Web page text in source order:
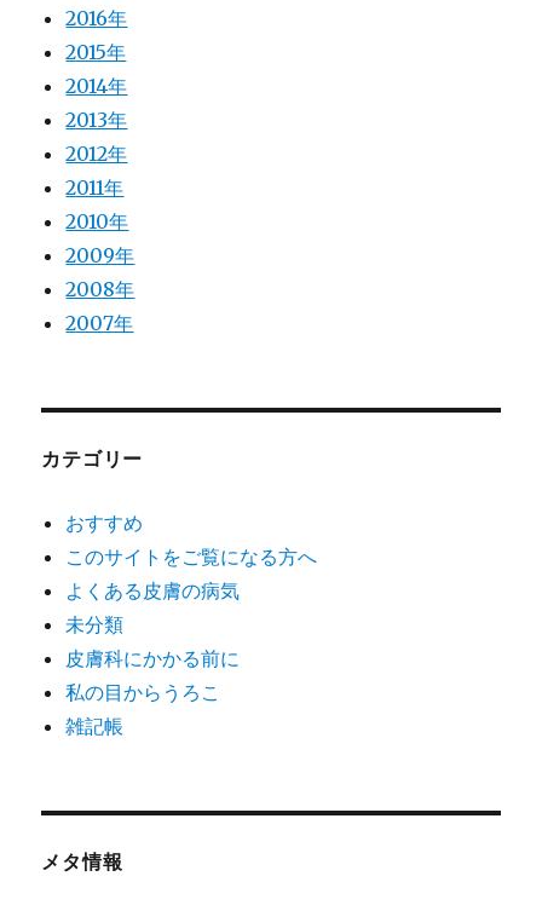
2016年
2015年
2014年
2013年
2012年
2011年
2010年
2009年
2008年
2007年
カテゴリー
おすすめ
このサイトをご覧になる方へ
よくある皮膚の病気
未分類
皮膚科にかかる前に
私の目からうろこ
雑記帳
メタ情報